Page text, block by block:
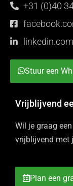
+31 (0)40
Stuur een
Vrijblijvend
Wil je graag
vrijblijvend met
Plan een